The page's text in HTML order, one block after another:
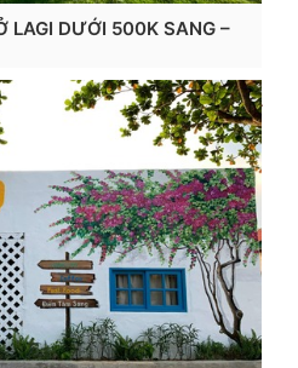
LAGI DƯỚI 500K SANG –
Xem chi tiết...